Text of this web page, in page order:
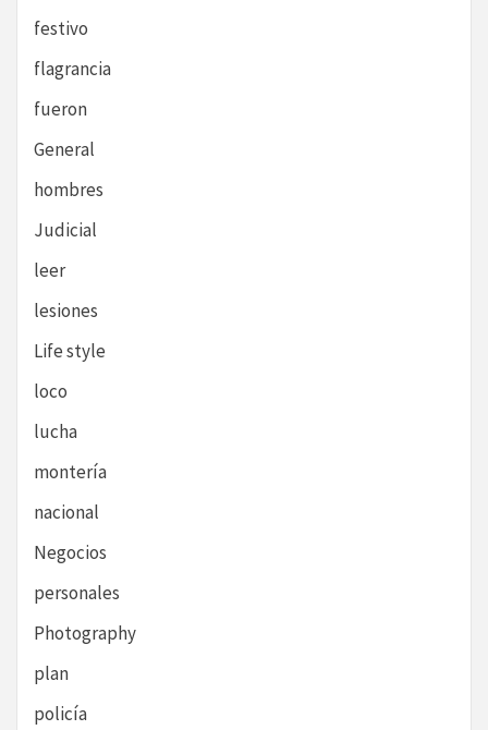
festivo
flagrancia
fueron
General
hombres
Judicial
leer
lesiones
Life style
loco
lucha
montería
nacional
Negocios
personales
Photography
plan
policía